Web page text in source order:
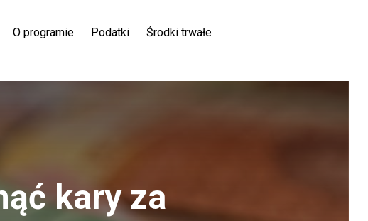
O programie Podatki Środki trwałe
kary za